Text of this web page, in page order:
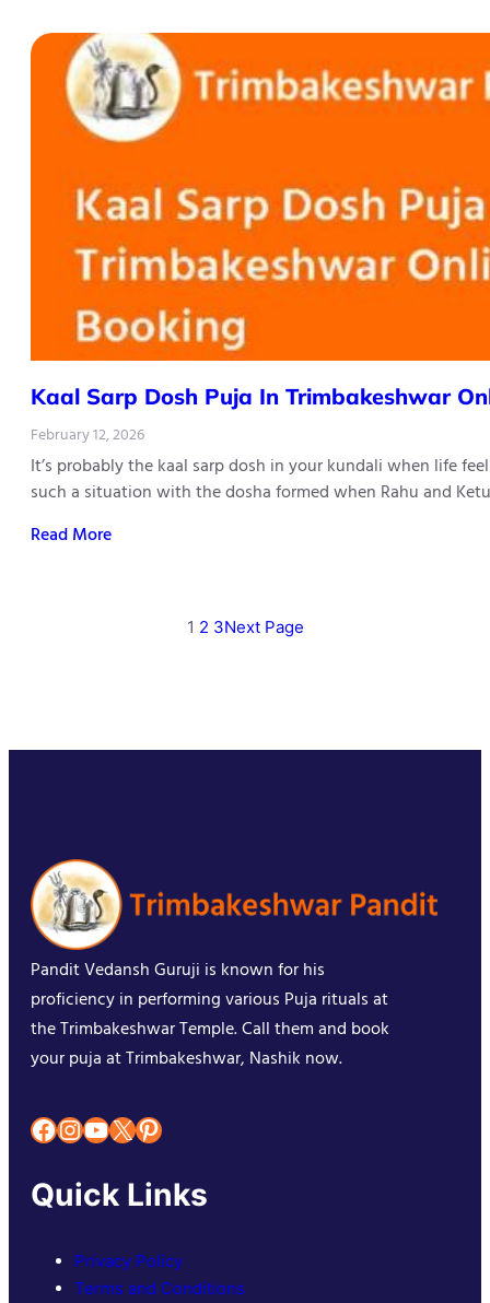
Kaal Sarp Dosh Puja In Trimbakeshwar
February 12, 2026
It’s probably the kaal sarp dosh in your kundali when life
such a situation with the dosha formed when Rahu and
Read More
1 2 3Next Page
Pandit Vedansh Guruji is known for his
proficiency in performing various Puja rituals at
the Trimbakeshwar Temple. Call them and book
your puja at Trimbakeshwar, Nashik now.
Facebook InstagramYouTube X Pinterest
Quick Links
Privacy Policy
Terms and Conditions